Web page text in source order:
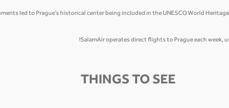
led to Prague’s historical center being included in the UNESCO World
SalamAir operates direct flights to Prague each
THINGS TO SEE